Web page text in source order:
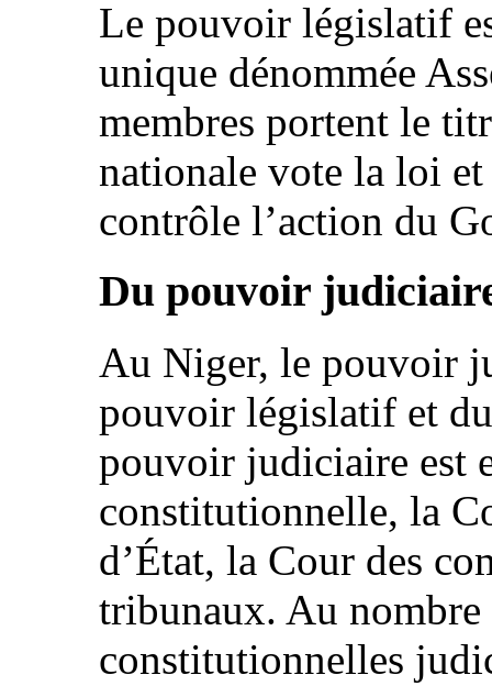
Le pouvoir législatif
unique dénommée
membres portent le
nationale vote la loi
contrôle l’action du
Du pouvoir
Au Niger, le pouvoir
pouvoir législatif et
pouvoir judiciaire est
constitutionnelle, la
d’État, la Cour des
tribunaux. Au nombre
constitutionnelles